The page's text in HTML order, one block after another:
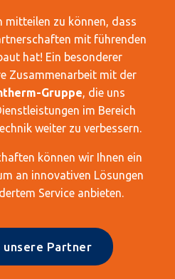
mitteilen zu können, dass
mit führenden
hat! Ein besonderer
Zusammenarbeit mit der
Gruppe, die uns
im Bereich
weiter zu verbessern.
können wir Ihnen ein
an innovativen Lösungen
Service anbieten.
unsere Partner